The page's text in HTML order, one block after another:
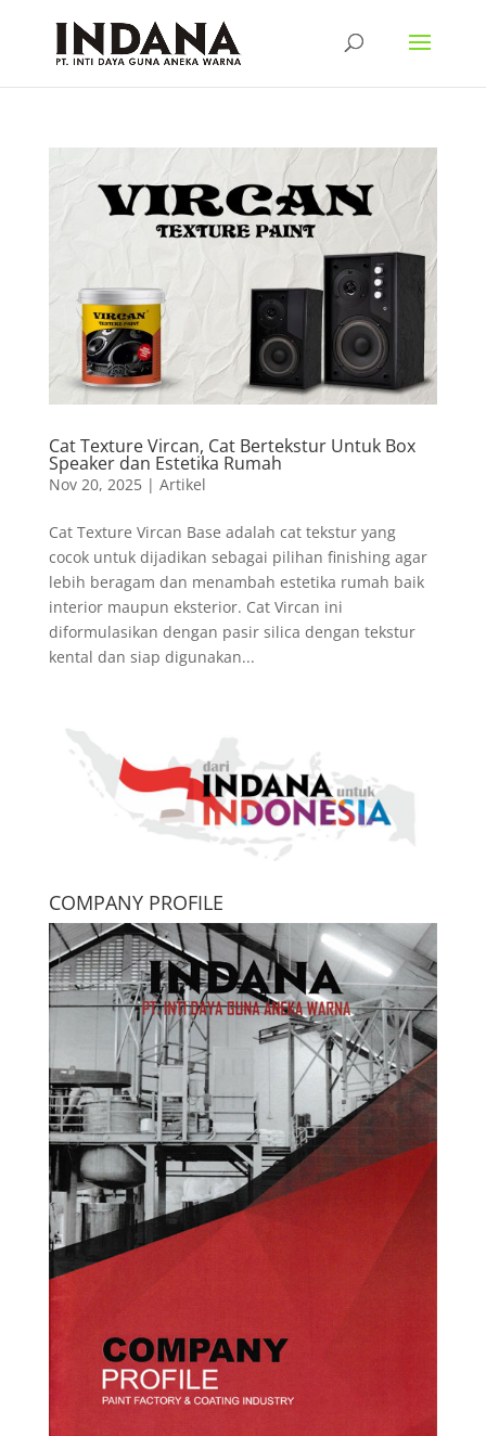
Cat Texture Vircan, Cat Bertekstur Untuk Box
Speaker dan Estetika Rumah
Nov 20, 2025| Artikel
Cat Texture Vircan Base adalah cat tekstur yang
cocok untuk dijadikan sebagai pilihan finishing agar
lebih beragam dan menambah estetika rumah baik
interior maupun eksterior. Cat Vircan ini
diformulasikan dengan pasir silica dengan tekstur
kental dan siap digunakan...
COMPANY PROFILE